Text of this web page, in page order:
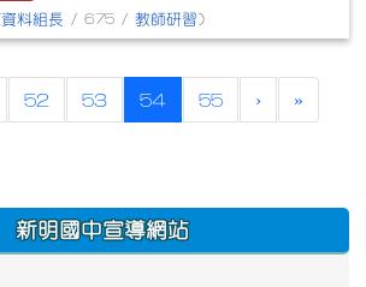
資料組長 / 675 / 教師研習 )
52 53 54(current)
55 › »
新明國中宣導網站